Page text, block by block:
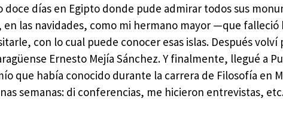
doce días en Egipto donde pude admirar todos sus
en las navidades, como mi hermano mayor —que
con lo cual puede conocer esas islas. Después
Ernesto Mejía Sánchez. Y finalmente, llegué a
que había conocido durante la carrera de Filosofía en
semanas: di conferencias, me hicieron entrevistas,